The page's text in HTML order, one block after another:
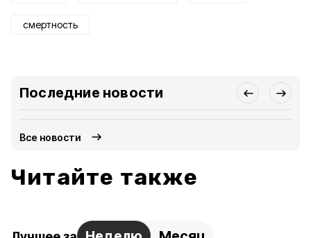
смертность
Последние новости
Все новости
Читайте также